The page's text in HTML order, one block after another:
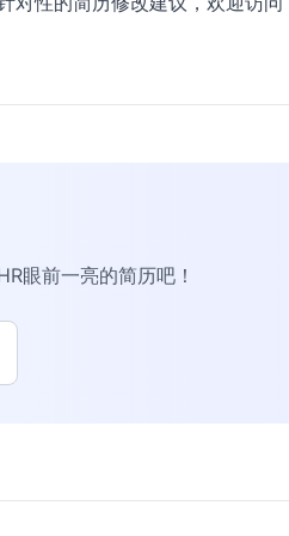
眼前一亮的简历吧！